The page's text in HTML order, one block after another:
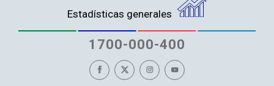
Estadísticas generales
1700-000-400